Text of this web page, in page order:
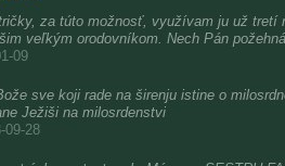
za túto možnosť, využívam ju už
veľkým orodovníkom. Nech Pán
09
sve koji rade na širenju istine o
Ježiši na milosrdenstvi
09-28